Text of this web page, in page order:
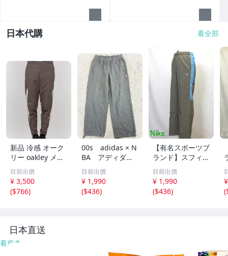
日本代購 看全部
新品 冷感 オーク
リー oakley メン
ズ 定価11000円
ロングパンツ ボ
トムス ストレッ
チ カジュアル ト
79
目前出價
¥ 3,500
($766)
00s adidas × N
BA アディダ
ス コラボ ワイ
ド スウェット
パンツ ボトム
ス バスパン グ
目前出價
¥ 1,990
($436)
【有名スポーツブ
ランド】スフィア
ウーブンパンツ/
スポーツ等/グレ
ーぽいブラウン
系/S寸
目前出價
¥ 1,990
($436)
(
日本直送
看更多